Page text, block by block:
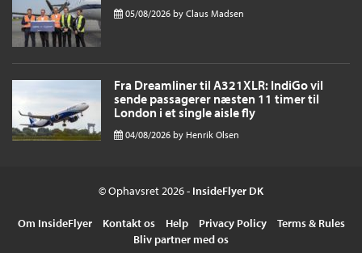
05/08/2026 by Claus Madsen
Fra Dreamliner til A321XLR: IndiGo vil
sende passagerer næsten 11 timer til
London i et single aisle fly
04/08/2026 by Henrik Olsen
© Ophavsret 2026 - InsideFlyer DK
Om InsideFlyer Kontakt os Help Privacy Policy
Terms & Rules
Bliv partner med os